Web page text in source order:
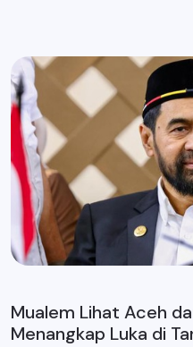
Mualem Lihat Aceh
Menangkap Luka di